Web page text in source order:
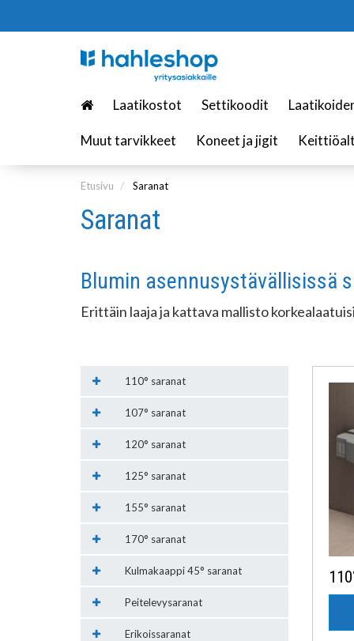
Laatikostot Settikoodit
Muut tarvikkeet Koneet ja jigit
Etusivu Saranat
Saranat
Blumin asennusystävällisissä
Erittäin laaja ja kattava mallisto
110° saranat
107° saranat
120° saranat
125° saranat
155° saranat
170° saranat
Kulmakaappi 45° saranat
Peitelevysaranat
Erikoissaranat